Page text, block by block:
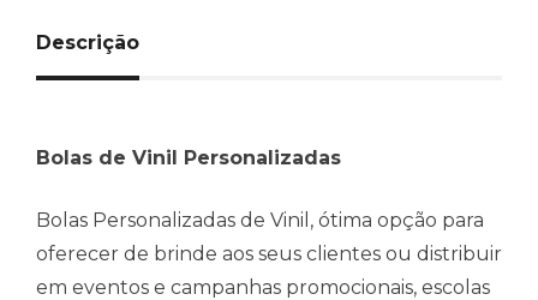
Descrição
Bolas de Vinil Personalizadas
Bolas Personalizadas de Vinil, ótima opção para
oferecer de brinde aos seus clientes ou distribuir
em eventos e campanhas promocionais, escolas